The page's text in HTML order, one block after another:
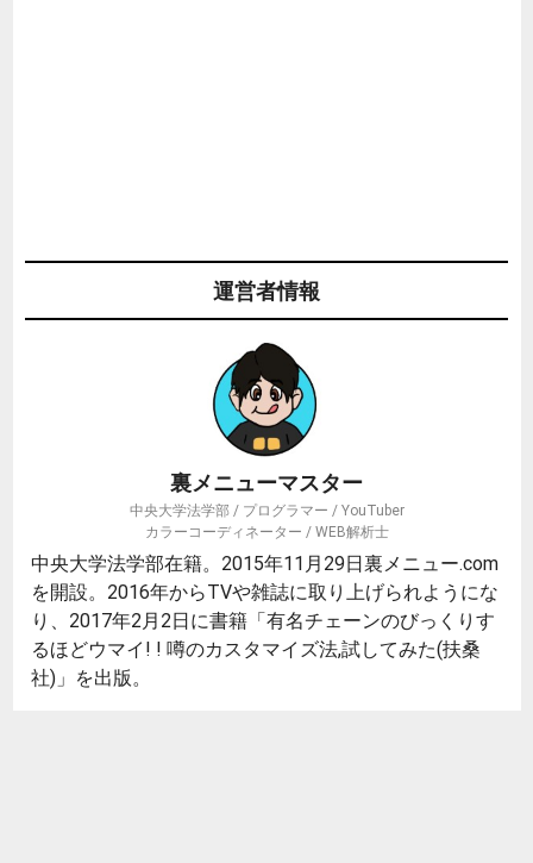
運営者情報
裏メニューマスター
中央大学法学部 / プログラマー / YouTuber
カラーコーディネーター / WEB解析士
中央大学法学部在籍。2015年11月29日裏メニュー.com
を開設。2016年からTVや雑誌に取り上げられようにな
り、2017年2月2日に書籍「有名チェーンのびっくりす
るほどウマイ! ! 噂のカスタマイズ法,試してみた(扶桑
社)」を出版。